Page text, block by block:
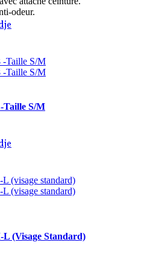
odeur.
Taille S/M
L (visage Standard)